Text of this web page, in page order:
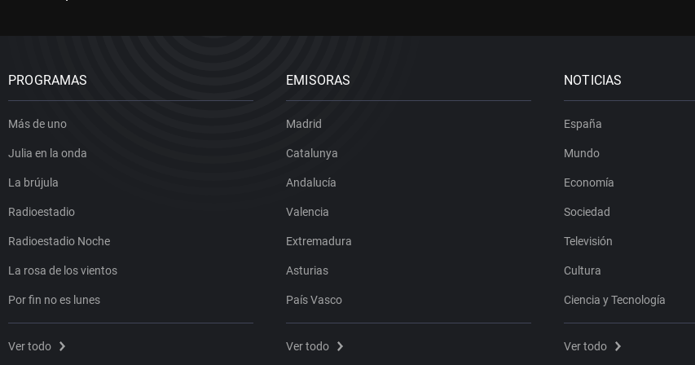
PROGRAMAS
Más de uno
Julia en la onda
La brújula
Radioestadio
Radioestadio Noche
La rosa de los vientos
Por fin no es lunes
Ver todo
EMISORAS
Madrid
Catalunya
Andalucía
Valencia
Extremadura
Asturias
País Vasco
Ver todo
NOTICIAS
España
Mundo
Economía
Sociedad
Televisión
Cultura
Ciencia y Tecnología
Ver todo